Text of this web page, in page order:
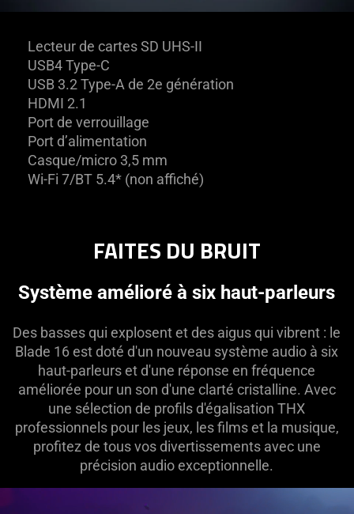
Lecteur de cartes SD UHS-II
USB4 Type-C
USB 3.2 Type-A de 2e génération
HDMI 2.1
Port de verrouillage
Port d’alimentation
Casque/micro 3,5 mm
Wi-Fi 7/BT 5.4* (non affiché)
FAITES DU BRUIT
Système amélioré à six haut-parleurs
Des basses qui explosent et des aigus qui vibrent : le
Blade 16 est doté d'un nouveau système audio à six
haut-parleurs et d'une réponse en fréquence
améliorée pour un son d'une clarté cristalline. Avec
une sélection de profils d'égalisation THX
professionnels pour les jeux, les films et la musique,
profitez de tous vos divertissements avec une
précision audio exceptionnelle.